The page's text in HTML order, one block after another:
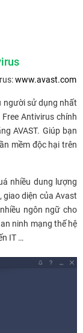
www.avast.com
người sử dụng nhất
Antivirus chính
AVAST. Giúp bạn
mềm độc hại trên
nhiều dung lượng
giao diện của Avast
ngôn ngữ cho
ninh mạng thế hệ
IT …